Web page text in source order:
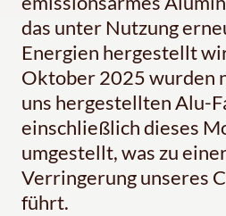
das unter Nutzung
Energien hergestellt
Oktober 2025 wurden
uns hergestellten Alu-
einschließlich dieses
umgestellt, was zu
Verringerung unseres
führt.